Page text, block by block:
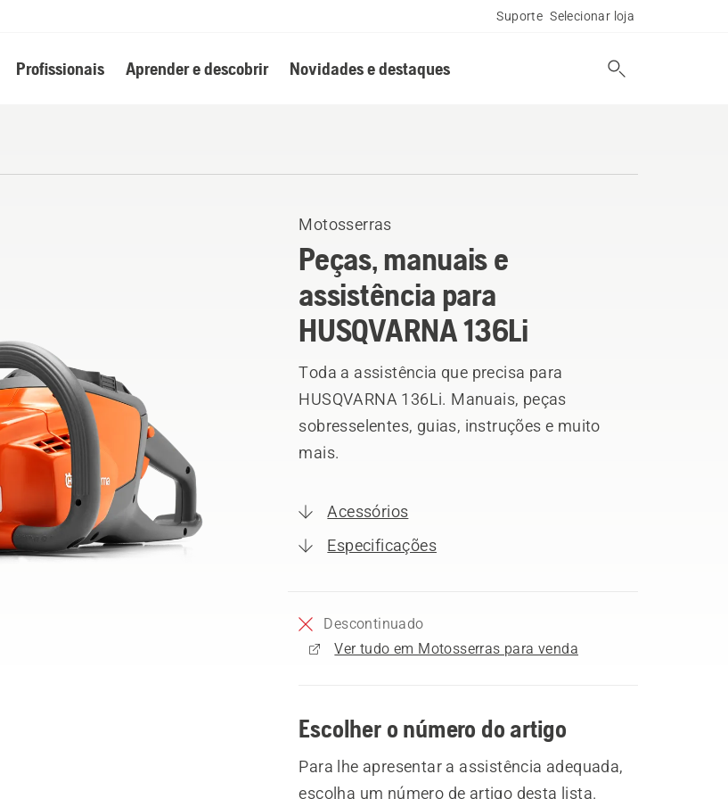
Suporte Selecionar loja
Profissionais Aprender e descobrir Novidades e destaques
Motosserras
Peças, manuais e
assistência para
HUSQVARNA 136Li
Toda a assistência que precisa para
HUSQVARNA 136Li. Manuais, peças
sobresselentes, guias, instruções e muito
mais.
Acessórios
Especificações
Descontinuado
Ver tudo em Motosserras para venda
Escolher o número do artigo
Para lhe apresentar a assistência adequada,
escolha um número de artigo desta lista.